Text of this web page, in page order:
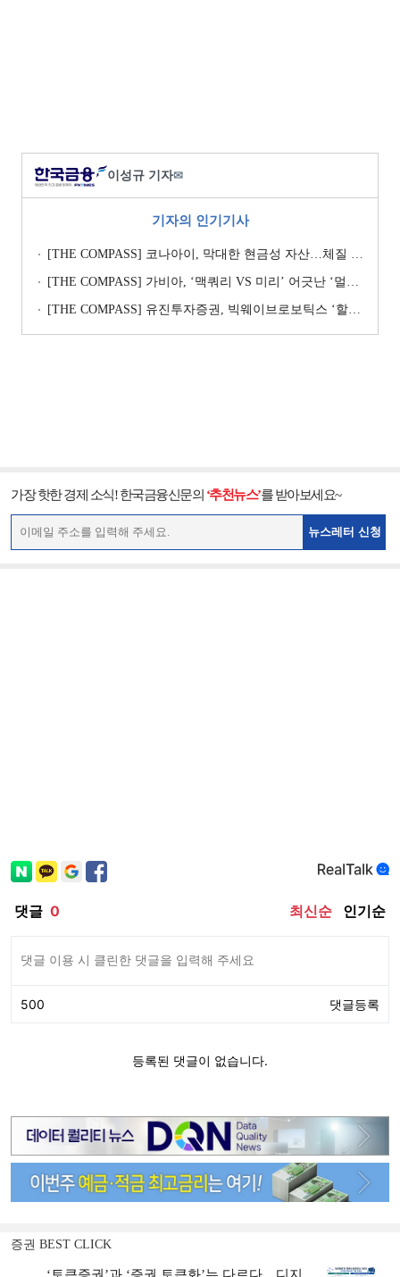
이성규 기자✉
기자의 인기기사
[THE COMPASS] 코나아이, 막대한 현금성 자산…체질 개선 핵심 Key
[THE COMPASS] 가비아, ‘맥쿼리 VS 미리’ 어긋난 ‘멀티플 수싸움’
[THE COMPASS] 유진투자증권, 빅웨이브로보틱스 ‘할인율’ 낮춰 ‘몸값’ 지키기…’고무줄’ 가치평가
가장 핫한 경제 소식! 한국금융신문의 ‘추천뉴스’를 받아보세요~
뉴스레터 신청
증권 BEST CLICK